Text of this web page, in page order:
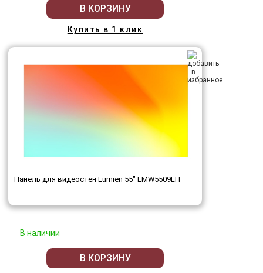
В КОРЗИНУ
Купить в 1 клик
Панель для видеостен Lumien 55" LMW5509LH
В наличии
В КОРЗИНУ